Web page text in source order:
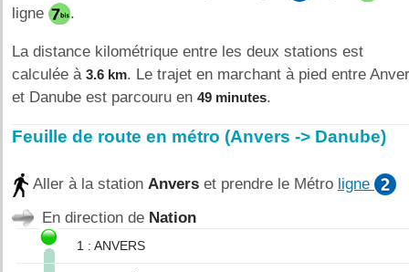
ligne
.
La distance kilométrique entre les deux stations est
calculée à 3.6 km. Le trajet en marchant à pied entre
et Danube est parcouru en 49 minutes.
Feuille de route en métro (Anvers -> Danube)
Aller à la station Anvers et prendre le Métro ligne
En direction de Nation
1 : ANVERS